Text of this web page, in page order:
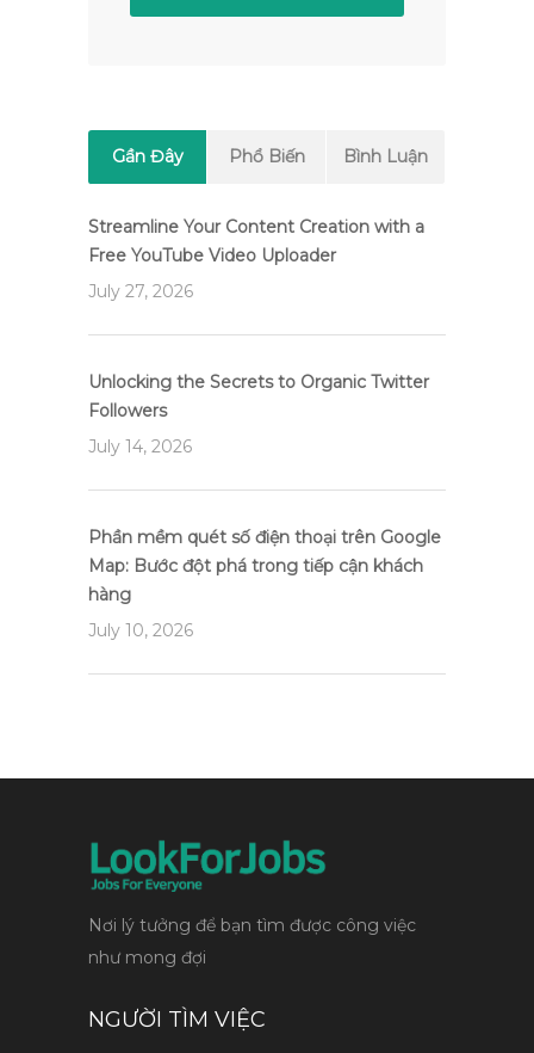
Gần Đây Phổ Biến Bình Luận
Streamline Your Content Creation with a
Free YouTube Video Uploader
July 27, 2026
Unlocking the Secrets to Organic Twitter
Followers
July 14, 2026
Phần mềm quét số điện thoại trên Google
Map: Bước đột phá trong tiếp cận khách
hàng
July 10, 2026
Nơi lý tưởng để bạn tìm được công việc
như mong đợi
NGƯỜI TÌM VIỆC